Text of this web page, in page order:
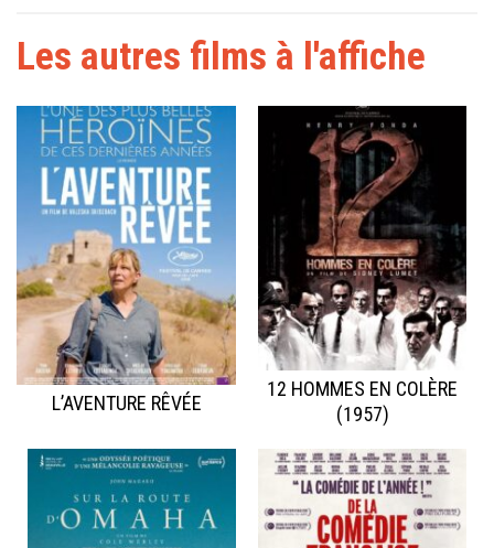
Les autres films à l'affiche
L’AVENTURE RÊVÉE
12 HOMMES EN COLÈRE
(1957)